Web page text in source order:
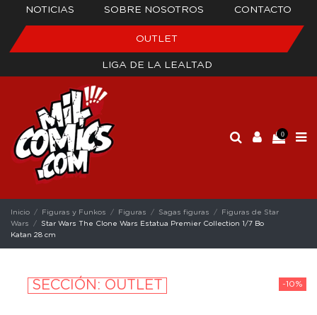
NOTICIAS SOBRE NOSOTROS CONTACTO
OUTLET
LIGA DE LA LEALTAD
0
Inicio Figuras y Funkos Figuras Sagas figuras
Figuras de Star
Wars
Star Wars The Clone Wars Estatua Premier Collection 1/7 Bo
Katan 28 cm
-10%
SECCIÓN: OUTLET